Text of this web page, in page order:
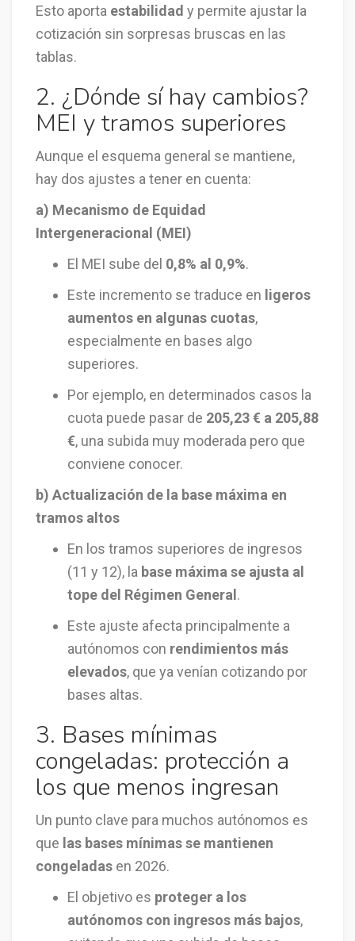
Esto aporta estabilidad y permite ajustar la
cotización sin sorpresas bruscas en las
tablas.
2. ¿Dónde sí hay cambios?
MEI y tramos superiores
Aunque el esquema general se mantiene,
hay dos ajustes a tener en cuenta:
a) Mecanismo de Equidad
Intergeneracional (MEI)
El MEI sube del 0,8% al 0,9%.
Este incremento se traduce en ligeros
aumentos en algunas cuotas,
especialmente en bases algo
superiores.
Por ejemplo, en determinados casos la
cuota puede pasar de 205,23 € a 205,88
€, una subida muy moderada pero que
conviene conocer.
b) Actualización de la base máxima en
tramos altos
En los tramos superiores de ingresos
(11 y 12), la base máxima se ajusta al
tope del Régimen General .
Este ajuste afecta principalmente a
autónomos con rendimientos más
elevados, que ya venían cotizando por
bases altas.
3. Bases mínimas
congeladas: protección a
los que menos ingresan
Un punto clave para muchos autónomos es
que las bases mínimas se mantienen
congeladas en 2026.
El objetivo es proteger a los
autónomos con ingresos más bajos,